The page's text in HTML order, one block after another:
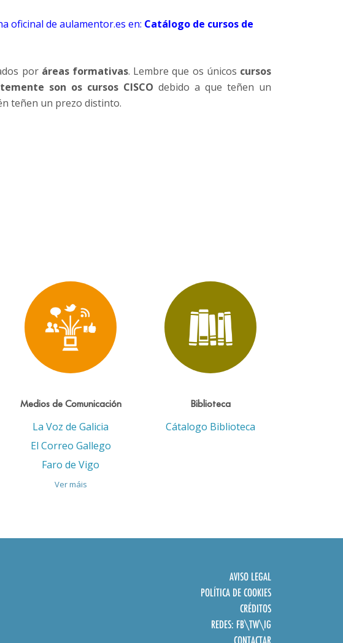
oficinal de aulamentor.es en: Catálogo de cursos de
poráreas formativas. Lembre que os únicos cursos
son os cursos CISCO debido a que teñen un
teñen un prezo distinto.
Medios de Comunicación
La Voz de Galicia
El Correo Gallego
Faro de Vigo
Ver máis
Biblioteca
Cátalogo Biblioteca
AVISO LEGAL
POLÍTICA DE COOKIES
CRÉDITOS
REDES: FB\TW\IG
CONTACTAR